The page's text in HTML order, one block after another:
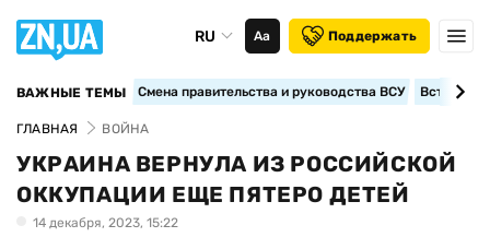
RU Аа Поддержать
ВАЖНЫЕ ТЕМЫ Смена правительства и руководства ВСУ
ГЛАВНАЯ ВОЙНА
УКРАИНА ВЕРНУЛА ИЗ РОССИЙСКОЙ
ОККУПАЦИИ ЕЩЕ ПЯТЕРО ДЕТЕЙ
14 декабря, 2023, 15:22